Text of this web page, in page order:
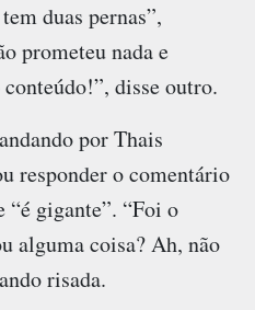
duas pernas”,
prometeu nada e
disse outro.
por Thais
responder o comentário
“é gigante”. “Foi o
alguma coisa? Ah, não
risada.